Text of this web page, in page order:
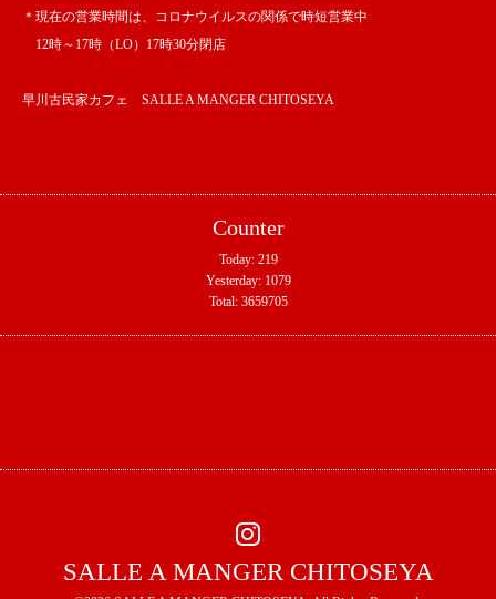
＊現在の営業時間は、コロナウイルスの関係で時短営業中
12時～17時（LO）17時30分閉店
早川古民家カフェ SALLE A MANGER CHITOSEYA
Counter
Today: 219
Yesterday: 1079
Total: 3659705
SALLE A MANGER CHITOSEYA